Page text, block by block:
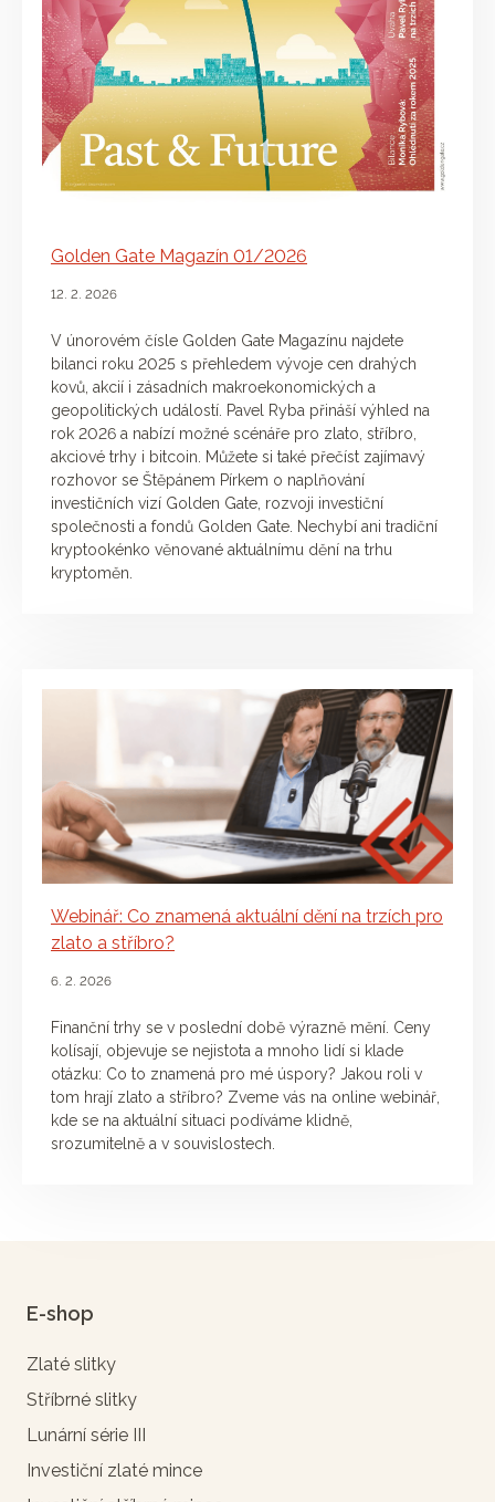
Golden Gate Magazín 01/2026
12. 2. 2026
V únorovém čísle Golden Gate Magazínu najdete
bilanci roku 2025 s přehledem vývoje cen drahých
kovů, akcií i zásadních makroekonomických a
geopolitických událostí. Pavel Ryba přináší výhled na
rok 2026 a nabízí možné scénáře pro zlato, stříbro,
akciové trhy i bitcoin. Můžete si také přečíst zajímavý
rozhovor se Štěpánem Pírkem o naplňování
investičních vizí Golden Gate, rozvoji investiční
společnosti a fondů Golden Gate. Nechybí ani tradiční
kryptookénko věnované aktuálnímu dění na trhu
kryptoměn.
Webinář: Co znamená aktuální dění na trzích pro
zlato a stříbro?
6. 2. 2026
Finanční trhy se v poslední době výrazně mění. Ceny
kolísají, objevuje se nejistota a mnoho lidí si klade
otázku: Co to znamená pro mé úspory? Jakou roli v
tom hrají zlato a stříbro? Zveme vás na online webinář,
kde se na aktuální situaci podíváme klidně,
srozumitelně a v souvislostech.
E-shop
Zlaté slitky
Stříbrné slitky
Lunární série III
Investiční zlaté mince